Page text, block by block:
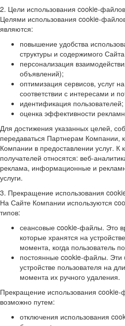
2. Цели использования cookie-файлов
Целями использования cookie-
являются:
повышение удобства
структуры и содержимого
персонализация
объявлений);
оптимизация сервисов, услуг
соответствии с интересами и
идентификация пользователей;
оценка эффективности
Для достижения указанных целей,
передаваться Партнерам Компании,
Компании в предоставлении услуг. К
получателей относятся: веб-
реклама, информационные и
услуги.
3. Прекращение использования
На Сайте Компании используются
типов:
сеансовые cookie-файлы. Это
которые хранятся на
момента, когда пользователь
постоянные cookie-файлы.
устройстве пользователя на
момента их ручного удаления.
Прекращение использования
возможно путем:
отключения использования